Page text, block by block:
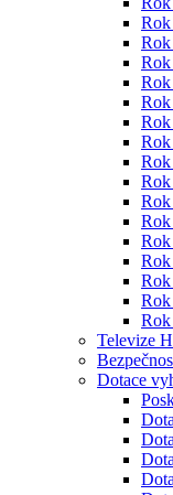
Rok
Rok
Rok
Televize
Dotace